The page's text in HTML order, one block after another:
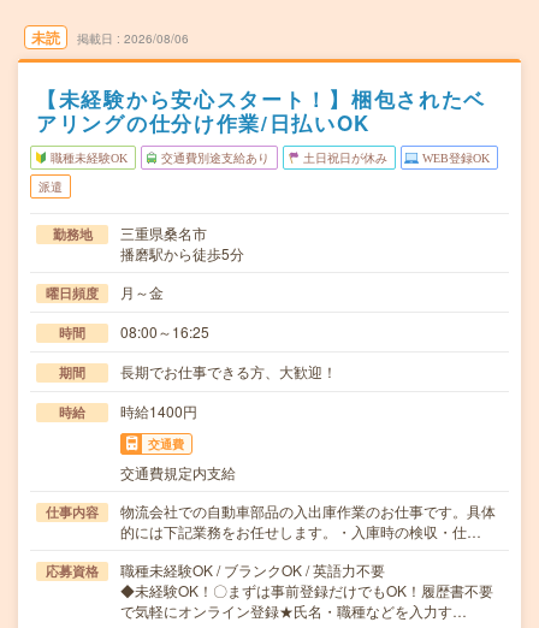
未読 掲載日 2026/08/06
【未経験から安心スタート！】梱包されたベ
アリングの仕分け作業/日払いOK
職種未経験OK 交通費別途支給あり 土日祝日が休み WEB登録OK
派遣
勤務地
三重県桑名市
播磨駅から徒歩5分
曜日頻度 月～金
時間 08:00～16:25
期間 長期でお仕事できる方、大歓迎！
時給 時給1400円
交通費
交通費規定内支給
仕事内容
物流会社での自動車部品の入出庫作業のお仕事です。具体
的には下記業務をお任せします。・入庫時の検収・仕…
応募資格
職種未経験OK / ブランクOK / 英語力不要
◆未経験OK！〇まずは事前登録だけでもOK！履歴書不要
で気軽にオンライン登録★氏名・職種などを入力す…